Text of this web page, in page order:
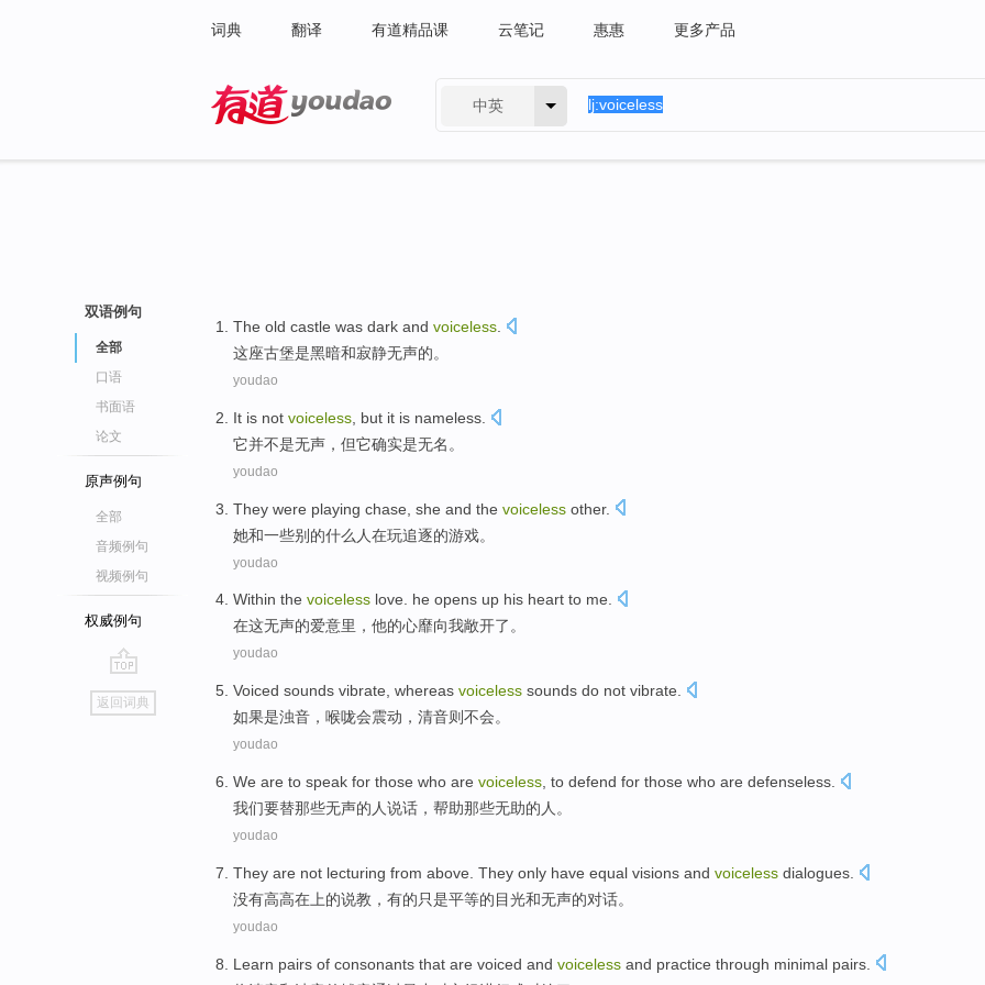
词典 翻译 有道精品课 云笔记 惠惠 更多产品
中英
双语例句
全部
口语
书面语
论文
原声例句
全部
音频例句
视频例句
权威例句
go
top
返回词典
The old castle was dark and voiceless
这座古堡是黑暗和寂静无声的。
youdao
It is not voiceless but it is nameless
它并不是无声 ， 但它确实是无名。
youdao
They were playing chase she and the voiceless other.
她和一些别的什么人在玩追逐的游戏。
youdao
Within the voiceless love. he opens up his heart to me.
在这无声的爱意里， 他的心靡向我敞开了。
youdao
Voiced sounds vibrate whereas voiceless sounds do not vibrate.
如果是浊音， 喉咙会震动 ， 清音则不会。
youdao
We are to speak for those who are voiceless , to defend for those who are defenseless
我们要替那些无声的人说话， 帮助那些无助的 人 。
youdao
They are not lecturing from above . They only have equal visions and voiceless dialogues
没有高高在 上的说教 ，有的只是平等的目光和无声的对话。
youdao
Learn pairs of consonants that are voiced and voiceless and practice through minimal pairs.